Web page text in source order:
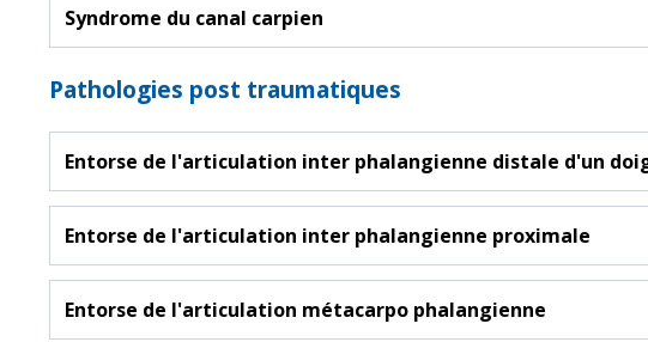
Syndrome du canal carpien
Pathologies post traumatiques
Entorse de l'articulation inter phalangienne distale d'un
Entorse de l'articulation inter phalangienne proximale
Entorse de l'articulation métacarpo phalangienne